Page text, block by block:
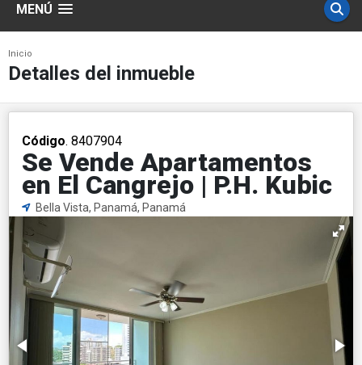
MENÚ
Inicio
Detalles del inmueble
Código. 8407904
Se Vende Apartamentos
en El Cangrejo | P.H. Kubic
Bella Vista, Panamá, Panamá